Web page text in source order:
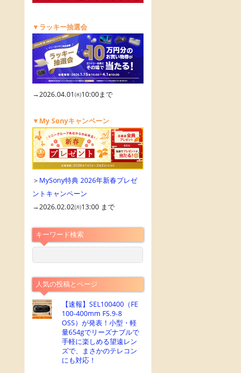
▼ラッキー抽選会
→2026.04.01㈬10:00まで
▼My Sonyキャンペーン
＞ MySony特典 2026年新春プレゼ
ントキャンペーン
→2026.02.02㈪13:00 まで
キーワード検索
人気の投稿とページ
【速報】SEL100400（FE
100-400mm F5.9-8
OSS）が発表！小型・軽
量654gでリーズナブルで
手軽に楽しめる望遠レン
ズで、まさかのテレコン
にも対応！